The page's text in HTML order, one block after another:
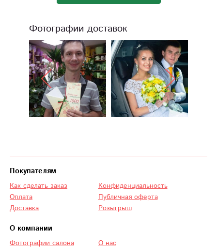
Фотографии доставок
Покупателям
Как сделать заказ
Оплата
Доставка
Конфиденциальность
Публичная оферта
Розыгрыш
О компании
Фотографии салона
О нас